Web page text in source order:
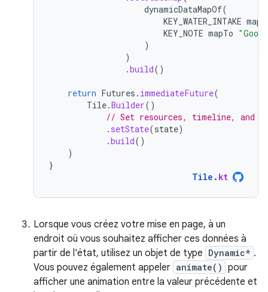
dynamicDataMapOf(
KEY_WATER_INTAKE
KEY_NOTE mapTo "Good"
)
)
.build()
return Futures . immediateFuture(
Tile.Builder()
// Set resources, timeline, and
. setState(state)
.build()
)
}
Tile . kt
Lorsque vous créez votre mise en page, à un
endroit où vous souhaitez afficher ces données à
partir de l'état, utilisez un objet de type Dynamic* .
Vous pouvez également appeler animate() pour
afficher une animation entre la valeur précédente et